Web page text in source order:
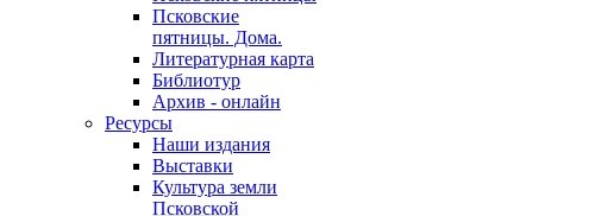
Псковские
пятницы. Дома.
Литературная карта
Библиотур
Архив - онлайн
Ресурсы
Наши издания
Выставки
Культура земли
Псковской